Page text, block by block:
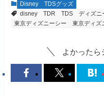
Disney
TDSグッズ
disney
TDR TDS ディズニ
東京ディズニーシー
東京ディズ
よかったら